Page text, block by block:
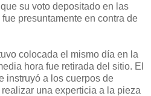
su voto depositado en las
presuntamente en contra de
colocada el mismo día en la
hora fue retirada del sitio. El
instruyó a los cuerpos de
una experticia a la pieza